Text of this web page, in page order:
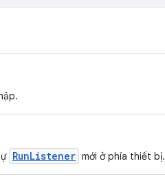
RunListener mới ở phía thiết bị.